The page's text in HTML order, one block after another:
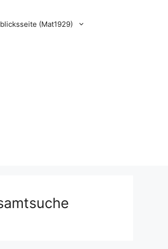
(Mat1929)